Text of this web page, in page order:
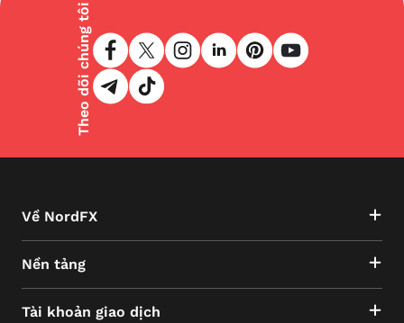
Theo dõi chúng tôi
Về NordFX
Nền tảng
Tài khoản giao dịch